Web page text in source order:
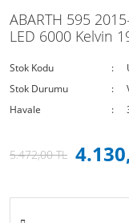
ABARTH 595
LED 6000 Kelvin
Stok Kodu
Stok Durumu
Havale
5.472,00 TL